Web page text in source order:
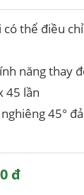
thể điều
năng thay
45 lần
45°
đ